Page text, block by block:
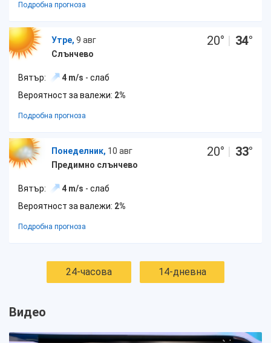
Подробна прогноза
Утре, 9 авг
Слънчево
20° | 34°
Вятър: 4 m/s - слаб
Вероятност за валежи: 2%
Подробна прогноза
Понеделник, 10 авг
Предимно слънчево
20° | 33°
Вятър: 4 m/s - слаб
Вероятност за валежи: 2%
Подробна прогноза
24-часова 14-дневна
Видео